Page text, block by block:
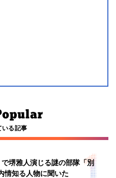
いる記事
で堺雅人演じる謎の部隊「別
情知る人物に聞いた